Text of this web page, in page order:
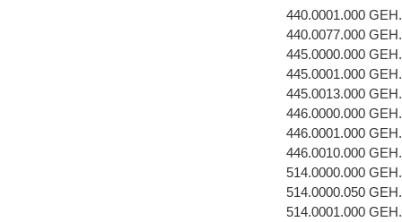
440.0001.000
440.0077.000
445.0000.000
445.0001.000
445.0013.000
446.0000.000
446.0001.000
446.0010.000
514.0000.000
514.0000.050
514.0001.000